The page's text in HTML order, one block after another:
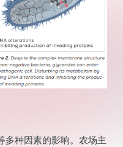
多种因素的影响。农场主